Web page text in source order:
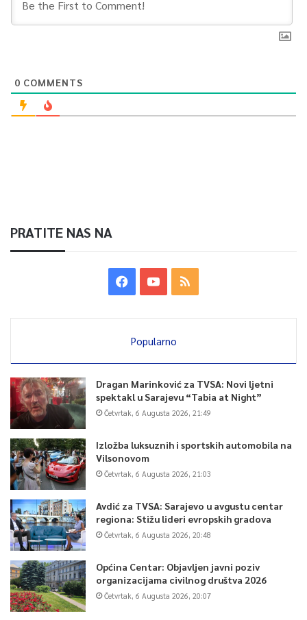
0 COMMENTS
PRATITE NAS NA
Popularno
Dragan Marinković za TVSA: Novi ljetni
spektakl u Sarajevu “Tabia at Night”
Četvrtak, 6 Augusta 2026, 21:49
Izložba luksuznih i sportskih automobila na
Vilsonovom
Četvrtak, 6 Augusta 2026, 21:03
Avdić za TVSA: Sarajevo u avgustu centar
regiona: Stižu lideri evropskih gradova
Četvrtak, 6 Augusta 2026, 20:48
Općina Centar: Objavljen javni poziv
organizacijama civilnog društva 2026
Četvrtak, 6 Augusta 2026, 20:07